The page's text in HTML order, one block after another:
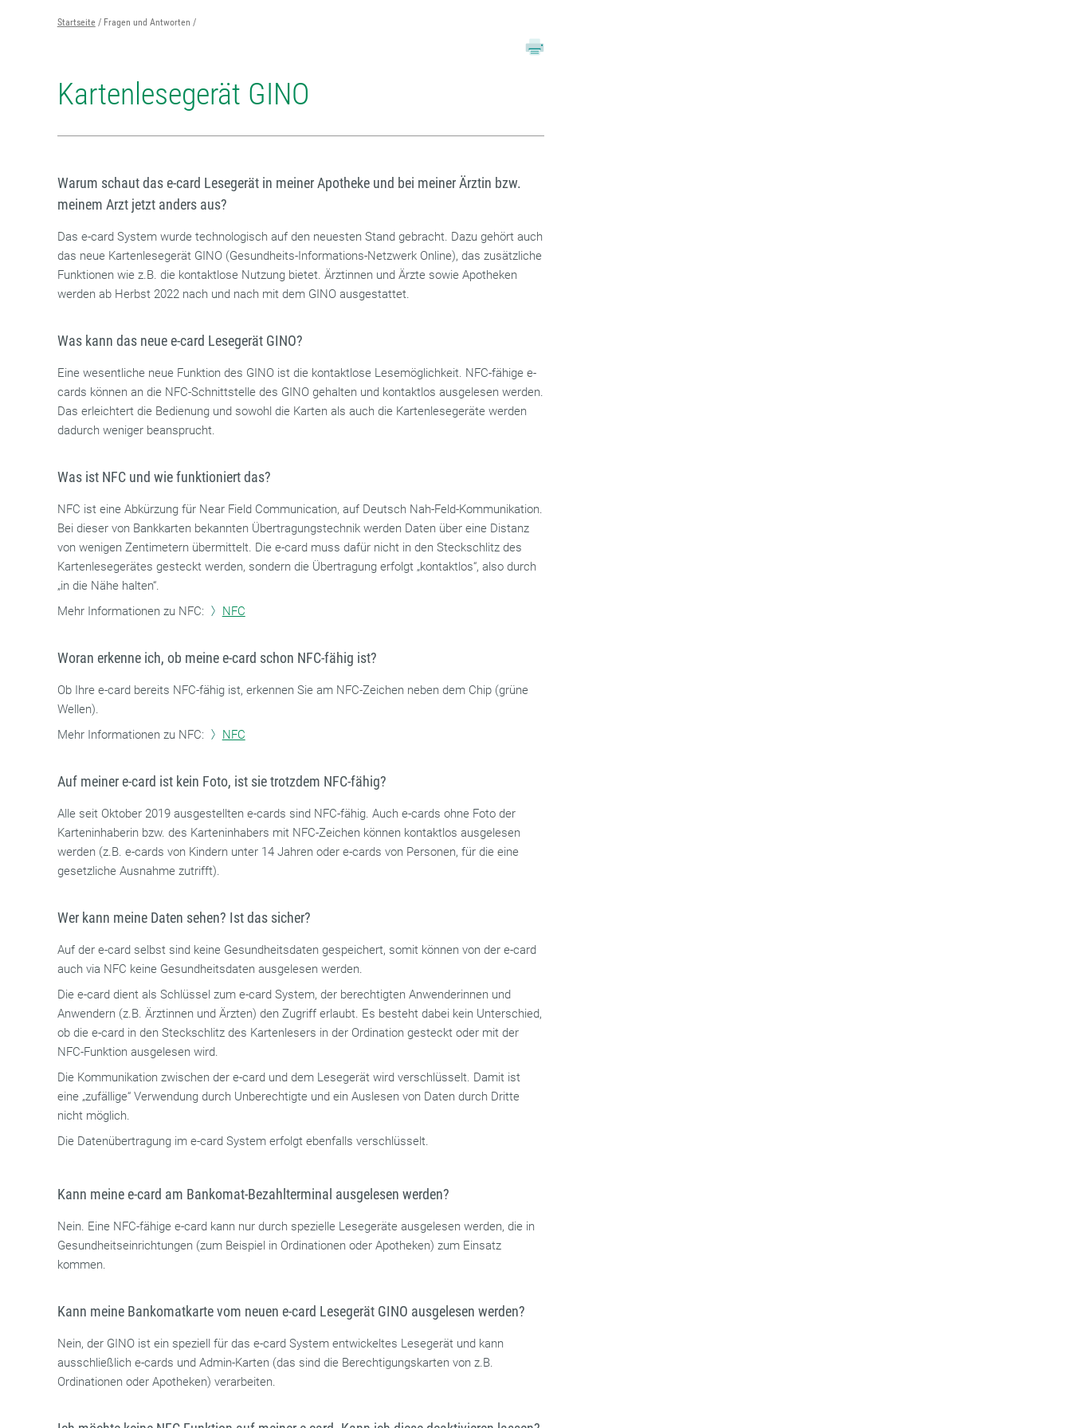
Startseite Fragen und Antworten
Kartenlesegerät GINO
Warum schaut das e-card Lesegerät in meiner Apotheke und bei meiner Ärztin bzw.
meinem Arzt jetzt anders aus?
Das e-card System wurde technologisch auf den neuesten Stand gebracht. Dazu gehört auch
das neue Kartenlesegerät GINO (Gesundheits-Informations-Netzwerk Online), das zusätzliche
Funktionen wie z.B. die kontaktlose Nutzung bietet. Ärztinnen und Ärzte sowie Apotheken
werden ab Herbst 2022 nach und nach mit dem GINO ausgestattet.
Was kann das neue e-card Lesegerät GINO?
Eine wesentliche neue Funktion des GINO ist die kontaktlose Lesemöglichkeit. NFC-fähige e-
cards können an die NFC-Schnittstelle des GINO gehalten und kontaktlos ausgelesen werden.
Das erleichtert die Bedienung und sowohl die Karten als auch die Kartenlesegeräte werden
dadurch weniger beansprucht.
Was ist NFC und wie funktioniert das?
NFC ist eine Abkürzung für Near Field Communication, auf Deutsch Nah-Feld-Kommunikation.
Bei dieser von Bankkarten bekannten Übertragungstechnik werden Daten über eine Distanz
von wenigen Zentimetern übermittelt. Die e-card muss dafür nicht in den Steckschlitz des
Kartenlesegerätes gesteckt werden, sondern die Übertragung erfolgt „kontaktlos“, also durch
„in die Nähe halten“.
Mehr Informationen zu NFC:
NFC
Woran erkenne ich, ob meine e-card schon NFC-fähig ist?
Ob Ihre e-card bereits NFC-fähig ist, erkennen Sie am NFC-Zeichen neben dem Chip (grüne
Wellen).
Mehr Informationen zu NFC:
NFC
Auf meiner e-card ist kein Foto, ist sie trotzdem NFC-fähig?
Alle seit Oktober 2019 ausgestellten e-cards sind NFC-fähig. Auch e-cards ohne Foto der
Karteninhaberin bzw. des Karteninhabers mit NFC-Zeichen können kontaktlos ausgelesen
werden (z.B. e-cards von Kindern unter 14 Jahren oder e-cards von Personen, für die eine
gesetzliche Ausnahme zutrifft).
Wer kann meine Daten sehen? Ist das sicher?
Auf der e-card selbst sind keine Gesundheitsdaten gespeichert, somit können von der e-card
auch via NFC keine Gesundheitsdaten ausgelesen werden.
Die e-card dient als Schlüssel zum e-card System, der berechtigten Anwenderinnen und
Anwendern (z.B. Ärztinnen und Ärzten) den Zugriff erlaubt. Es besteht dabei kein Unterschied,
ob die e-card in den Steckschlitz des Kartenlesers in der Ordination gesteckt oder mit der
NFC-Funktion ausgelesen wird.
Die Kommunikation zwischen der e-card und dem Lesegerät wird verschlüsselt. Damit ist
eine „zufällige“ Verwendung durch Unberechtigte und ein Auslesen von Daten durch Dritte
nicht möglich.
Die Datenübertragung im e-card System erfolgt ebenfalls verschlüsselt.
Kann meine e-card am Bankomat-Bezahlterminal ausgelesen werden?
Nein. Eine NFC-fähige e-card kann nur durch spezielle Lesegeräte ausgelesen werden, die in
Gesundheitseinrichtungen (zum Beispiel in Ordinationen oder Apotheken) zum Einsatz
kommen.
Kann meine Bankomatkarte vom neuen e-card Lesegerät GINO ausgelesen werden?
Nein, der GINO ist ein speziell für das e-card System entwickeltes Lesegerät und kann
ausschließlich e-cards und Admin-Karten (das sind die Berechtigungskarten von z.B.
Ordinationen oder Apotheken) verarbeiten.